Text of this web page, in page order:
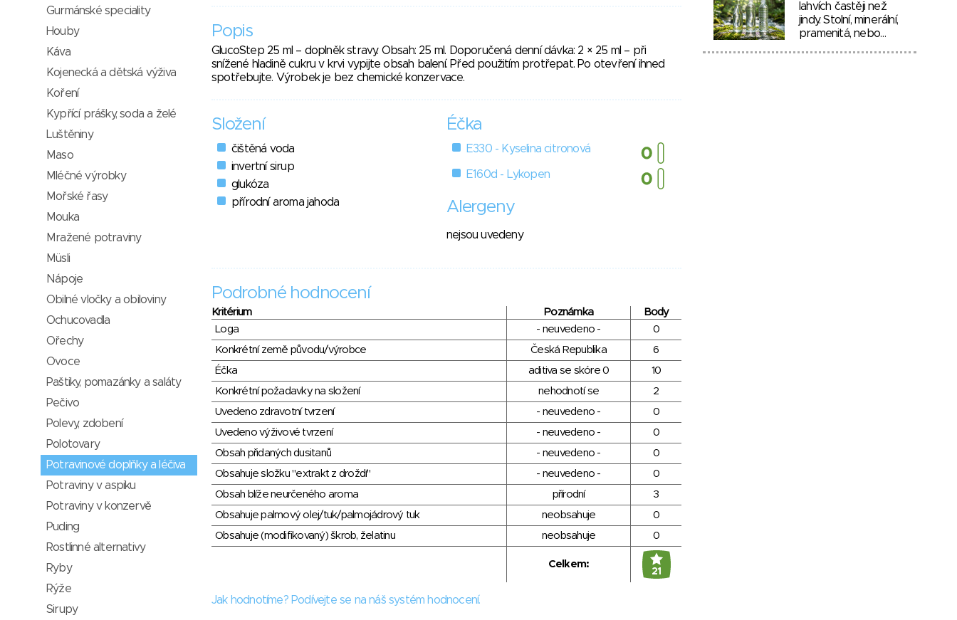
Popis
GlucoStep 25 ml – doplněk stravy. Obsah: 25 ml. Doporučená denní dávka: 2 × 25 ml – při
snížené hladině cukru v krvi vypijte obsah balení. Před použitím protřepat. Po otevření ihned
spotřebujte. Výrobek je bez chemické konzervace.
Složení
čištěná voda
invertní sirup
glukóza
přírodní aroma jahoda
Éčka
E330 - Kyselina citronová
E160d - Lykopen
Alergeny
nejsou uvedeny
Podrobné hodnocení
Kritérium Poznámka
Body
Loga
- neuvedeno -
0
Konkrétní země původu/výrobce
Česká Republika
6
Éčka
aditiva se skóre 0
10
Konkrétní požadavky na složení
nehodnotí se
2
Uvedeno zdravotní tvrzení
- neuvedeno -
0
Uvedeno výživové tvrzení
- neuvedeno -
0
Obsah přidaných dusitanů
- neuvedeno -
0
Obsahuje složku "extrakt z droždí"
- neuvedeno -
0
Obsah blíže neurčeného aroma
přírodní
3
Obsahuje palmový olej/tuk/palmojádrový tuk
neobsahuje
0
Obsahuje (modifikovaný) škrob, želatinu
neobsahuje 0
Celkem:
21
Jak hodnotíme? Podívejte se na náš systém hodnocení.
Gurmánské speciality
Houby
Káva
Kojenecká a dětská výživa
Koření
Kypřící prášky, soda a želé
Luštěniny
Maso
Mléčné výrobky
Mořské řasy
Mouka
Mražené potraviny
Müsli
Nápoje
Obilné vločky a obiloviny
Ochucovadla
Ořechy
Ovoce
Paštiky, pomazánky a saláty
Pečivo
Polevy, zdobení
Polotovary
Potravinové doplňky a léčiva
Potraviny v aspiku
Potraviny v konzervě
Puding
Rostlinné alternativy
Ryby
Rýže
Sirupy
lahvích častěji než
jindy. Stolní, minerální,
pramenitá, nebo…